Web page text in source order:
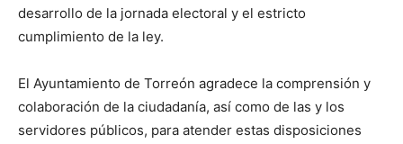
desarrollo de la jornada electoral y el estricto
cumplimiento de la ley.
El Ayuntamiento de Torreón agradece la comprensión y
colaboración de la ciudadanía, así como de las y los
servidores públicos, para atender estas disposiciones